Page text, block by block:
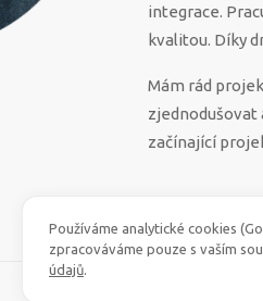
integrace.
kvalitou. Díky
Mám rád
zjednodušovat
začínající
Používáme analytické cookies
zpracováváme pouze s vaším
údajů.